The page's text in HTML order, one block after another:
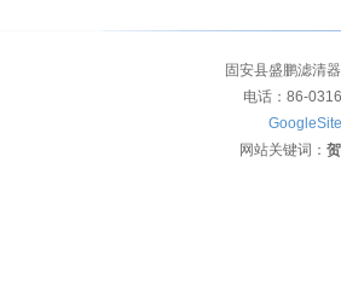
固安县盛鹏滤清
电话：86-
网站关键词：